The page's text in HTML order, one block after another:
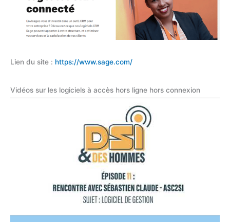
Lien du site : https://www.sage.com/
Vidéos sur les logiciels à accès hors ligne hors connexion